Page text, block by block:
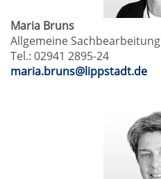
Maria Bruns
Allgemeine Sachbearbeitung
Tel.: 02941 2895-24
maria.bruns@lippstadt.de